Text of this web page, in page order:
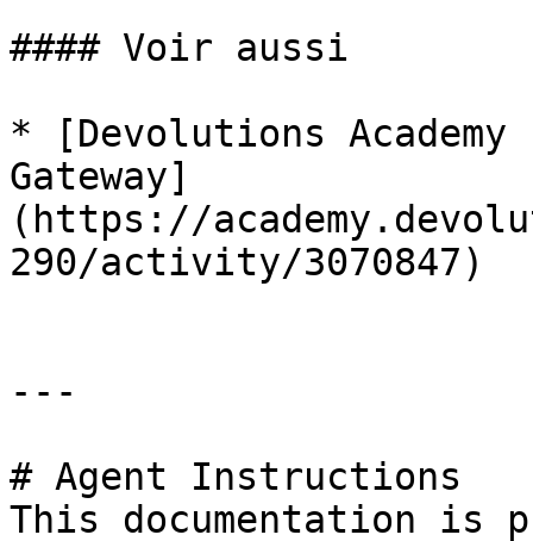
#### Voir aussi
* [Devolutions
Gateway]
(https://
290/activity/3070847)
---
# Agent Instructions
This documentation is